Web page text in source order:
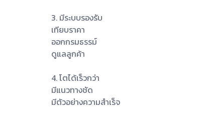
3. มีระบบรองรับ
เทียบราคา
ออกกรมธรรม์
ดูแลลูกค้า
4. โตได้เร็วกว่า
มีแนวทางชัด
มีตัวอย่างความสำเร็จ